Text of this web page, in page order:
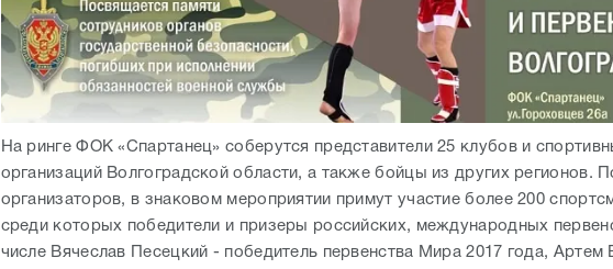
На ринге ФОК «Спартанец» соберутся представители 25 клубов и
организаций Волгоградской области, а также бойцы из других регионов.
организаторов, в знаковом мероприятии примут участие более 200
среди которых победители и призеры российских, международных
числе Вячеслав Песецкий - победитель первенства Мира 2017 года, Артем